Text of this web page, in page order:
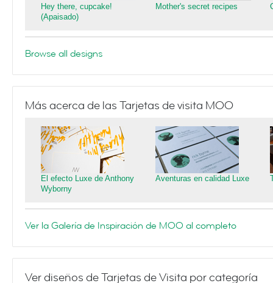
Hey there, cupcake!
(Apaisado)
Mother's secret recipes
Browse all designs
Más acerca de las Tarjetas de visita MOO
El efecto Luxe de Anthony
Wyborny
Aventuras en calidad Luxe
Ver la Galería de Inspiración de MOO al completo
Ver diseños de Tarjetas de Visita por categoría